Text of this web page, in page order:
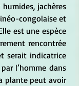
jachères
congolaise et
est une espèce
rencontrée
serait indicatrice
l’homme dans
plante peut avoir